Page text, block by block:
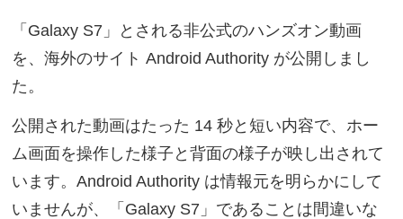
「Galaxy S7」とされる非公式のハンズオン動画
を、海外のサイト Android Authority が公開しまし
た。
公開された動画はたった 14 秒と短い内容で、ホー
ム画面を操作した様子と背面の様子が映し出されて
います。Android Authority は情報元を明らかにして
いませんが、「Galaxy S7」であることは間違いな